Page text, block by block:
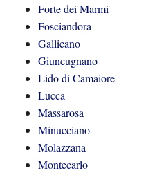
Forte dei Marmi
Fosciandora
Gallicano
Giuncugnano
Lido di Camaiore
Lucca
Massarosa
Minucciano
Molazzana
Montecarlo